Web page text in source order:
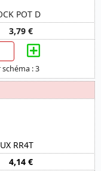
POT D
3,79 €
: 3
RR4T
4,14 €